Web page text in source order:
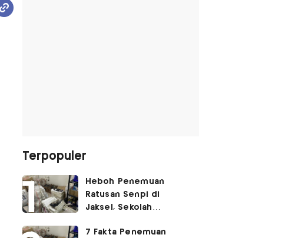
Terpopuler
Heboh Penemuan
Ratusan Senpi di
Jaksel, Sekolah
Kegiatan Eskul
7 Fakta Penemuan